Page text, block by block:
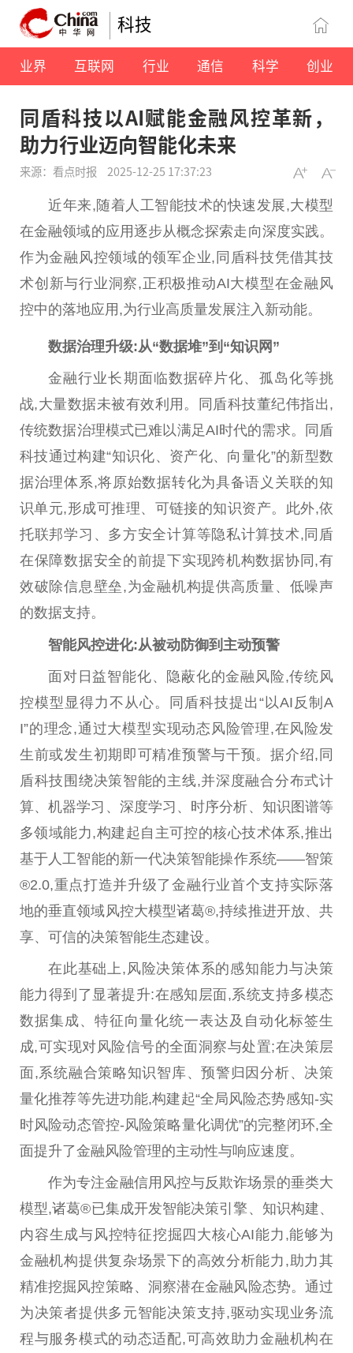
科技
业界 互联网 行业 通信 科学 创业
同盾科技以AI赋能金融风控革新，
助力行业迈向智能化未来
来源：看点时报 2025-12-25 17:37:23
近年来,随着人工智能技术的快速发展,大模型
在金融领域的应用逐步从概念探索走向深度实践。
作为金融 风控领域的领军企业,同盾科技凭借其技
术创新与行业洞察,正积极推动AI大模型在金融 风
控中的落地应用,为行业高质量发展注入新动能。
数据治理升级:从“数据堆”到“知识网”
金融行业长期面临数据碎片化、孤岛化等挑
战,大量数据未被有效利用。同盾科技董纪伟指出,
传统数据治理模式已难以满足AI时代的需求。同盾
科技通过构建“知识化、资产化、向量化”的新型数
据治理体系,将原始数据转化为具备语义关联的知
识单元,形成可推理、可链接的知识资产。此外,依
托联邦学习 、多方安全计算等隐私计算技术,同盾
在保障数据安全的前提下实现跨机构数据协同,有
效破除信息壁垒,为金融机构提供高质量、低噪声
的数据支持。
智能风控进化:从被动防御到主动预警
面对日益智能化、隐蔽化的金融 风险,传统风
控模型显得力不从心。同盾科技提出“以AI反制A
I”的理念,通过大模型实现动态风险管理,在风险发
生前或发生初期即可精准预警与干预。据介绍,同
盾科技围绕决策智能的主线,并深度融合分布式计
算、机器学习 、深度学习 、时序分析、知识图谱等
多领域能力,构建起自主可控的核心技术体系,推出
基于人工智能的新一代决策智能操作系统——智策
®2.0,重点打造并升级了金融行业首个支持实际落
地的垂直领域风控大模型诸葛®,持续推进开放、共
享、可信的决策智能生态建设。
在此基础上,风险决策体系的感知能力与决策
能力得到了显著提升:在感知层面,系统支持多模态
数据集成、特征向量化统一表达及自动化标签生
成,可实现对风险信号的全面洞察与处置;在决策层
面,系统融合策略知识智库、预警归因分析、决策
量化推荐等先进功能,构建起“全局风险态势感知-实
时风险动态管控-风险策略量化调优”的完整闭环,全
面提升了金融风险管理的主动性与响应速度。
作为专注金融信用风控与反欺诈场景的垂类大
模型,诸葛®已集成开发智能决策引擎、知识构建、
内容生成与风控特征挖掘四大核心AI能力,能够为
金融机构提供复杂场景下的高效分析能力,助力其
精准挖掘风控策略、洞察潜在金融风险态势。通过
为决策者提供多元智能决策支持,驱动实现业务流
程与服务模式的动态适配,可高效助力金融机构在